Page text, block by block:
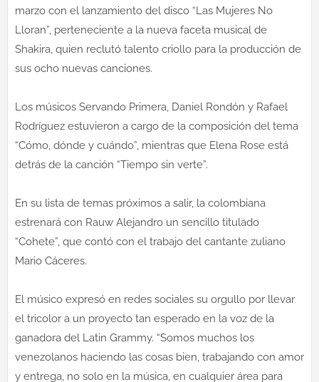
marzo con el lanzamiento del disco “Las Mujeres No
Lloran”, perteneciente a la nueva faceta musical de
Shakira, quien reclutó talento criollo para la producción de
sus ocho nuevas canciones.
Los músicos Servando Primera, Daniel Rondón y Rafael
Rodríguez estuvieron a cargo de la composición del tema
“Cómo, dónde y cuándo”, mientras que Elena Rose está
detrás de la canción “Tiempo sin verte”.
En su lista de temas próximos a salir, la colombiana
estrenará con Rauw Alejandro un sencillo titulado
“Cohete”, que contó con el trabajo del cantante zuliano
Mario Cáceres.
El músico expresó en redes sociales su orgullo por llevar
el tricolor a un proyecto tan esperado en la voz de la
ganadora del Latin Grammy. “Somos muchos los
venezolanos haciendo las cosas bien, trabajando con amor
y entrega, no solo en la música, en cualquier área para